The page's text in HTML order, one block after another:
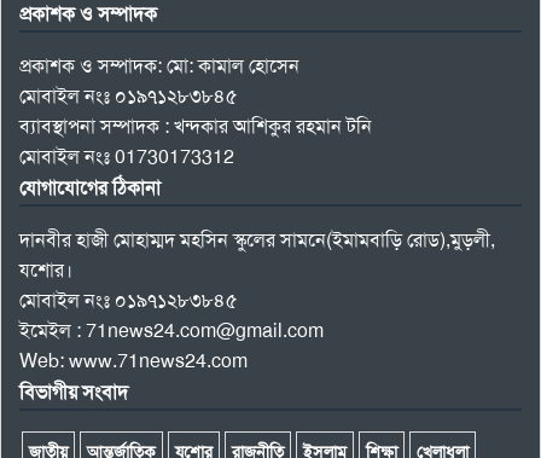
প্রকাশক ও সম্পাদক
প্রকাশক ও সম্পাদক: মো: কামাল হোসেন
মোবাইল নংঃ ০১৯৭১২৮৩৮৪৫
ব্যাবস্থাপনা সম্পাদক : খন্দকার আশিকুর রহমান টনি
মোবাইল নংঃ 01730173312
যোগাযোগের ঠিকানা
দানবীর হাজী মোহাম্মদ মহসিন স্কুলের সামনে(ইমামবাড়ি রোড),মুড়লী,
যশোর।
মোবাইল নংঃ ০১৯৭১২৮৩৮৪৫
ইমেইল : 71news24.com@gmail.com
Web: www.71news24.com
বিভাগীয় সংবাদ
জাতীয় আন্তর্জাতিক যশোর রাজনীতি ইসলাম শিক্ষা খেলাধুলা